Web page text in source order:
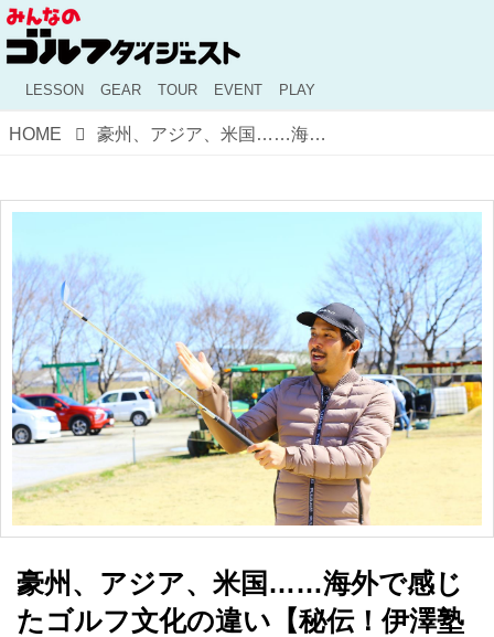
LESSON GEAR TOUR EVENT PLAY
HOME 豪州、アジア、米国……海外で感じたゴルフ文化の違い【秘伝！伊澤塾のDNA #17】
豪州、アジア、米国……海外で感じ
たゴルフ文化の違い【秘伝！伊澤塾